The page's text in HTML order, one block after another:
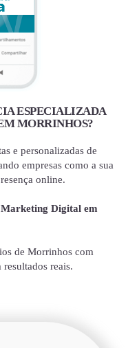
ESPECIALIZADA
MORRINHOS?
e personalizadas de
empresas como a sua
online.
Marketing Digital em
de Morrinhos com
reais.